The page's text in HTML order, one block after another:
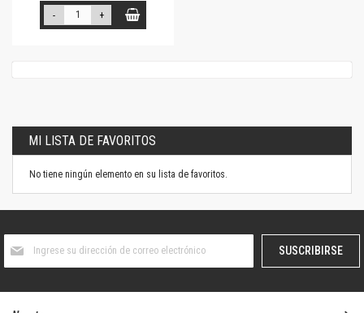
- +
MI LISTA DE FAVORITOS
No tiene ningún elemento en su lista de favoritos.
boletín
SUSCRIBIRSE